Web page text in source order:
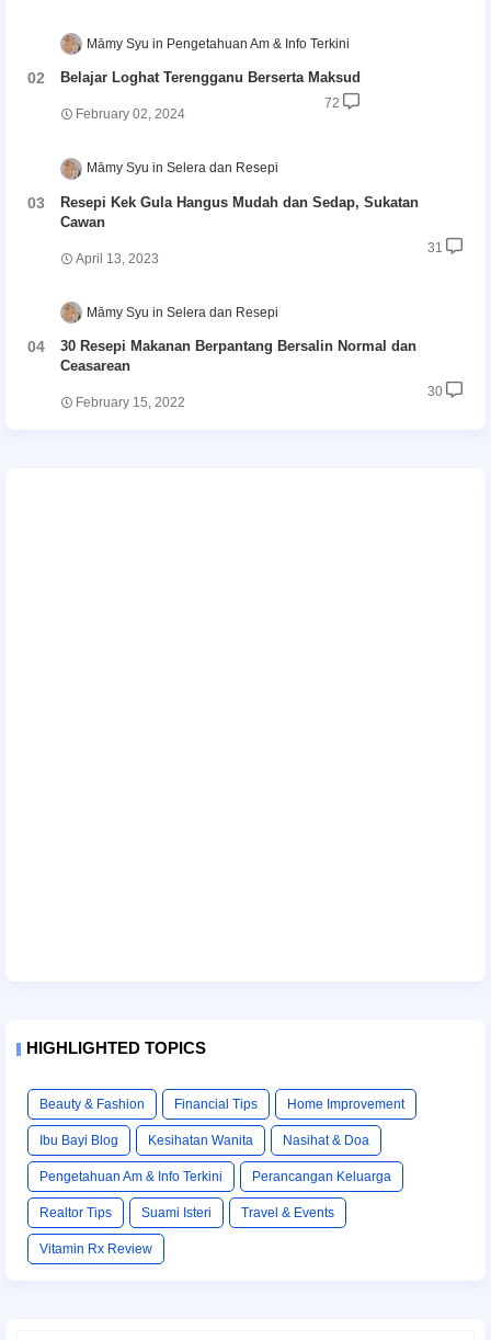
Māmy Syu Pengetahuan Am & Info Terkini
Belajar Loghat Terengganu Berserta Maksud
February 02, 2024
72
Māmy Syu Selera dan Resepi
Resepi Kek Gula Hangus Mudah dan Sedap, Sukatan
Cawan
April 13, 2023
31
Māmy Syu Selera dan Resepi
30 Resepi Makanan Berpantang Bersalin Normal dan
Ceasarean
February 15, 2022
30
HIGHLIGHTED TOPICS
Beauty & Fashion Financial Tips Home Improvement
Ibu Bayi Blog Kesihatan Wanita Nasihat & Doa
Pengetahuan Am & Info Terkini Perancangan Keluarga
Realtor Tips Suami Isteri Travel & Events
Vitamin Rx Review